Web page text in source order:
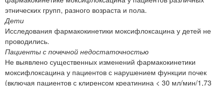
этнических групп, разного возраста и пола.
Дети
Исследования фармакокинетики моксифлоксацина у детей не
проводились.
Пациенты с почечной недостаточностью
Не выявлено существенных изменений фармакокинетики
моксифлоксацина у пациентов с нарушением функции почек
(включая пациентов с клиренсом креатинина < 30 мл/мин/1,73